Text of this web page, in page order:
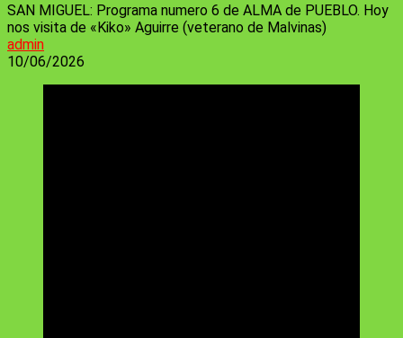
SAN MIGUEL: Programa numero 6 de ALMA de PUEBLO. Hoy
nos visita de «Kiko» Aguirre (veterano de Malvinas)
admin
10/06/2026